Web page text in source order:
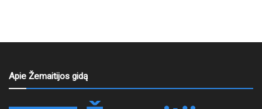
Apie Žemaitijos gidą